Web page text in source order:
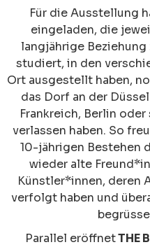
Für die Ausstellung
eingeladen, die
langjährige
studiert, in den
Ort ausgestellt haben,
das Dorf an der
Frankreich, Berlin
verlassen haben. So
10-jährigen Bestehen
wieder alte
Künstler*innen, deren
verfolgt haben und
Parallel eröffnetTHE